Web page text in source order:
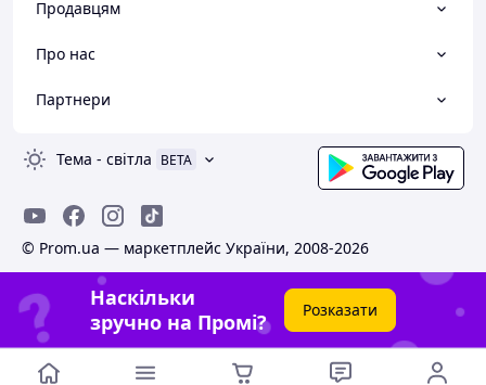
Продавцям
Про нас
Партнери
Тема - світла BETA
© Prom.ua — маркетплейс України, 2008-2026
Наскільки
зручно на Промі?
Розказати